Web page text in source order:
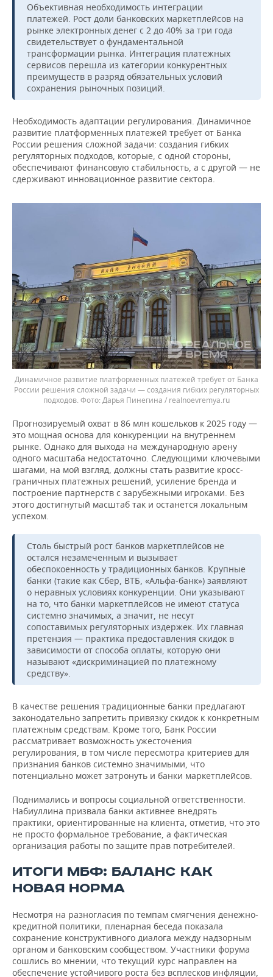
Объективная необходимость интеграции
платежей. Рост доли банковских маркетплейсов на
рынке электронных денег с 2 до 40% за три года
свидетельствует о фундаментальной
трансформации рынка. Интеграция платежных
сервисов перешла из категории конкурентных
преимуществ в разряд обязательных условий
сохранения рыночных позиций.
Необходимость адаптации регулирования. Динамичное
развитие платформенных платежей требует от Банка
России решения сложной задачи: создания гибких
регуляторных подходов, которые, с одной стороны,
обеспечивают финансовую стабильность, а с другой — не
сдерживают инновационное развитие сектора.
Динамичное развитие платформенных платежей требует от Банка
России решения сложной задачи — создания гибких регуляторных
подходов.
Дарья Пинегина / realnoevremya.ru
Прогнозируемый охват в 86 млн кошельков к 2025 году —
это мощная основа для конкуренции на внутреннем
рынке. Однако для выхода на международную арену
одного масштаба недостаточно. Следующими ключевыми
шагами, на мой взгляд, должны стать развитие кросс-
граничных платежных решений, усиление бренда и
построение партнерств с зарубежными игроками. Без
этого достигнутый масштаб так и останется локальным
успехом.
Столь быстрый рост банков маркетплейсов не
остался незамеченным и вызывает
обеспокоенность у традиционных банков. Крупные
банки (такие как Сбер, ВТБ, «Альфа-банк») заявляют
о неравных условиях конкуренции. Они указывают
на то, что банки маркетплейсов не имеют статуса
системно значимых, а значит, не несут
сопоставимых регуляторных издержек. Их главная
претензия — практика предоставления скидок в
зависимости от способа оплаты, которую они
называют «дискриминацией по платежному
средству».
В качестве решения традиционные банки предлагают
законодательно запретить привязку скидок к конкретным
платежным средствам. Кроме того, Банк России
рассматривает возможность ужесточения
регулирования, в том числе пересмотра критериев для
признания банков системно значимыми, что
потенциально может затронуть и банки маркетплейсов.
Поднимались и вопросы социальной ответственности.
Набиуллина призвала банки активнее внедрять
практики, ориентированные на клиента, отметив, что это
не просто формальное требование, а фактическая
организация работы по защите прав потребителей.
ИТОГИ МБФ: БАЛАНС КАК
НОВАЯ НОРМА
Несмотря на разногласия по темпам смягчения денежно-
кредитной политики, пленарная беседа показала
сохранение конструктивного диалога между надзорным
органом и банковским сообществом. Участники форума
сошлись во мнении, что текущий курс направлен на
обеспечение устойчивого роста без всплесков инфляции,